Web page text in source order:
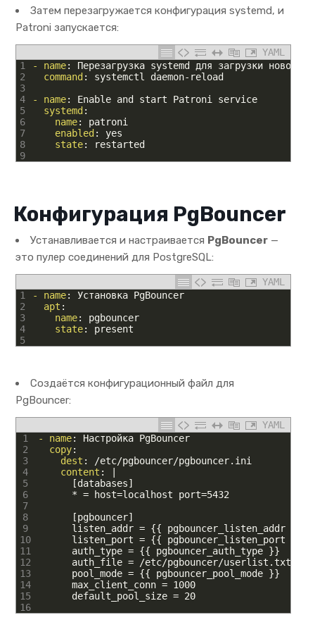
Затем перезагружается конфигурация systemd, и
Patroni запускается:
YAML
1
2
3
4
5
6
7
8
9
- name: Перезагрузка systemd для загрузки нового
command : systemctl daemon-reload
- name: Enable and start Patroni service
systemd :
name: patroni
enabled : yes
state: restarted
Конфигурация PgBouncer
Устанавливается и настраивается PgBouncer —
это пулер соединений для PostgreSQL:
YAML
1
2
3
4
5
- name: Установка PgBouncer
apt :
name: pgbouncer
state: present
Создаётся конфигурационный файл для
PgBouncer:
YAML
1
2
3
4
5
6
7
8
9
10
11
12
13
14
15
16
- name: Настройка PgBouncer
copy:
dest : /etc/pgbouncer/pgbouncer.ini
content : |
[databases]
* = host=localhost
port=5432
[pgbouncer]
listen addr = {{ pgbouncer listen addr
listen port = {{ pgbouncer listen port
auth type = {{ pgbouncer auth type }}
auth file = /etc/pgbouncer/userlist . txt
pool
_mode = {{ pgbouncer pool _mode }}
max client conn = 1000
default
pool size = 20